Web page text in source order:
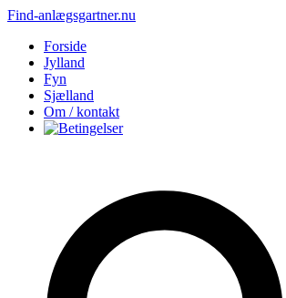
Find-anlægsgartner.nu
Forside
Jylland
Fyn
Sjælland
Om / kontakt